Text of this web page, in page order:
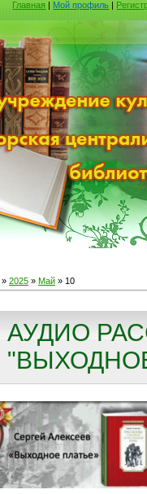
Главная | Мой профиль |
» 2025 » Май » 10
АУДИО